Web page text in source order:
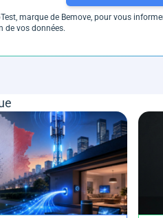
marque de Bemove, pour vous
de vos données.